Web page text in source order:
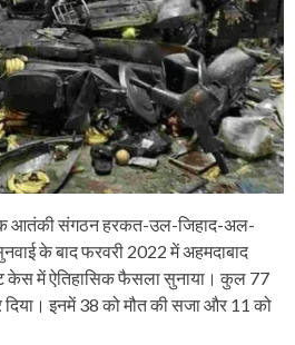
आतंकी संगठन हरकत-उल-जिहाद-अल-
के बाद फरवरी 2022 में अहमदाबाद
केस में ऐतिहासिक फैसला सुनाया। कुल 77
दिया। इनमें 38 को मौत की सजा और 11 को